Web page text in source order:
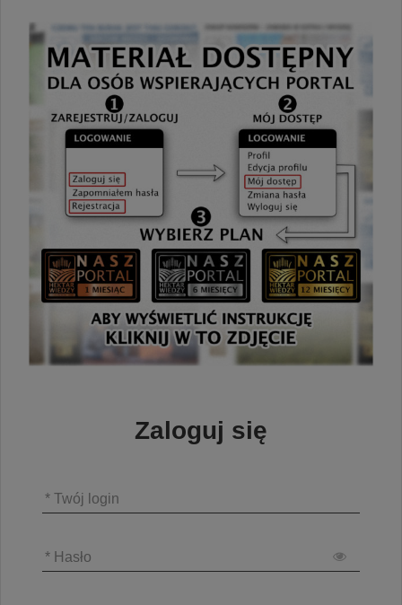
Zaloguj się
* Twój login
* Hasło